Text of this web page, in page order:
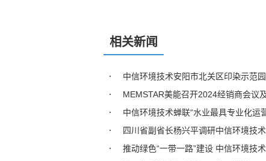
相关新闻
中信环境技术安阳市北关区印染示范
MEMSTAR美能召开2024经销商会议
中信环境技术蝉联“水业最具专业化运
四川省副省长杨兴平调研中信环境技
推动绿色“一带一路”建设 中信环境技